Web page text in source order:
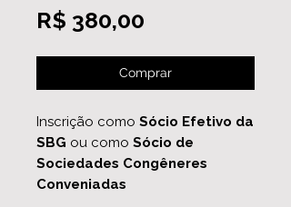
R$ 380,00
Comprar
Inscrição como Sócio Efetivo da
SBG ou como Sócio de
Sociedades Congêneres
Conveniadas